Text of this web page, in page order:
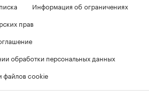
Информация об ограничениях
прав
обработки персональных данных
файлов cookie